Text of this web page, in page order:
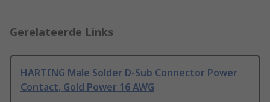
Gerelateerde Links
HARTING Male Solder D-Sub Connector Power
Contact, Gold Power 16 AWG